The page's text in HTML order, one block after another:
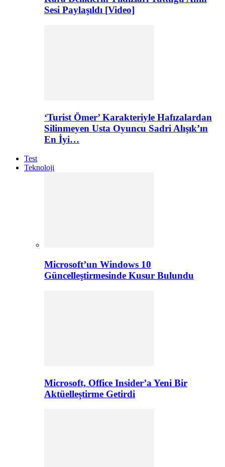
Sesi Paylaşıldı [Video]
‘Turist Ömer’ Karakteriyle Hafızalardan
Silinmeyen Usta Oyuncu Sadri Alışık’ın
En İyi…
Test
Teknoloji
Microsoft’un Windows 10
Güncelleştirmesinde Kusur Bulundu
Microsoft, Office Insider’a Yeni Bir
Aktüelleştirme Getirdi